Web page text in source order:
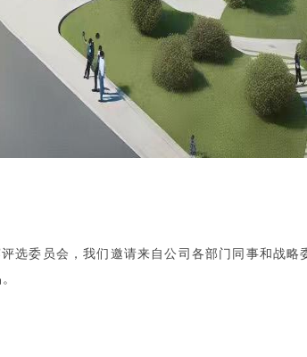
选委员会，我们邀请来自公司各部门同事和战